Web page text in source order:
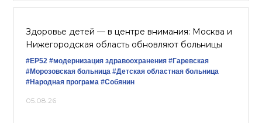
Здоровье детей — в центре внимания: Москва и
Нижегородская область обновляют больницы
#ЕР52 #модернизация здравоохранения #Гаревская
#Морозовская больница #Детская областная больница
#Народная програма #Собянин
05.08.26